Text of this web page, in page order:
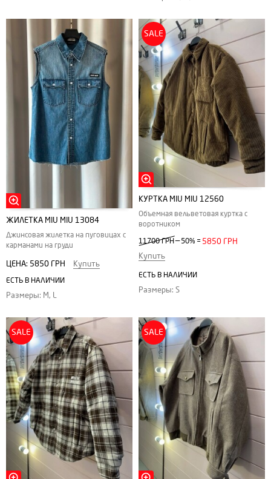
ЖИЛЕТКА MIU MIU 13084
Джинсовая жилетка на пуговицах с
карманами на груди
ЦЕНА: 5850 ГРН Купить
ЕСТЬ В НАЛИЧИИ
Размеры: M, L
SALE
КУРТКА MIU MIU 12560
Объемная вельветовая куртка с
воротником
11700 ГРН — 50% = 5850 ГРН
Купить
ЕСТЬ В НАЛИЧИИ
Размеры: S
SALE SALE